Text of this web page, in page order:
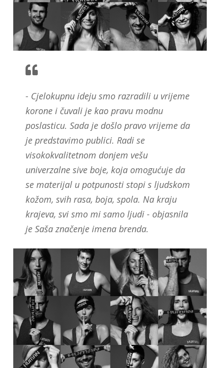
- Cjelokupnu ideju smo razradili u vrijeme
korone i čuvali je kao pravu modnu
poslasticu. Sada je došlo pravo vrijeme da
je predstavimo publici. Radi se
visokokvalitetnom donjem vešu
univerzalne sive boje, koja omogućuje da
se materijal u potpunosti stopi s ljudskom
kožom, svih rasa, boja, spola. Na kraju
krajeva, svi smo mi samo ljudi - objasnila
je Saša značenje imena brenda.